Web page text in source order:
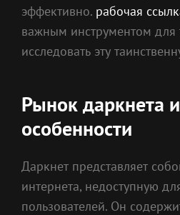
эффективно. рабочая
важным инструментом для
исследовать эту
Рынок даркнета
особенности
Даркнет представляет
интернета, недоступную
пользователей. Он